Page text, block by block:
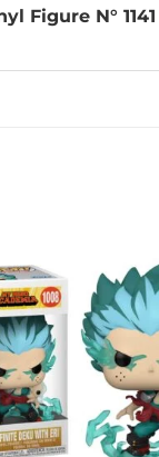
Figure N° 1141